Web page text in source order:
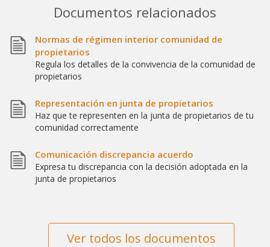
Documentos relacionados
Normas de régimen interior comunidad de
propietarios
Regula los detalles de la convivencia de la comunidad de
propietarios
Representación en junta de propietarios
Haz que te representen en la junta de propietarios de tu
comunidad correctamente
Comunicación discrepancia acuerdo
Expresa tu discrepancia con la decisión adoptada en la
junta de propietarios
Ver todos los documentos